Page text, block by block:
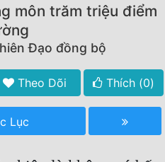
môn trăm triệu điểm
Đạo đồng bộ
Theo Dõi Thích (0)
Lục